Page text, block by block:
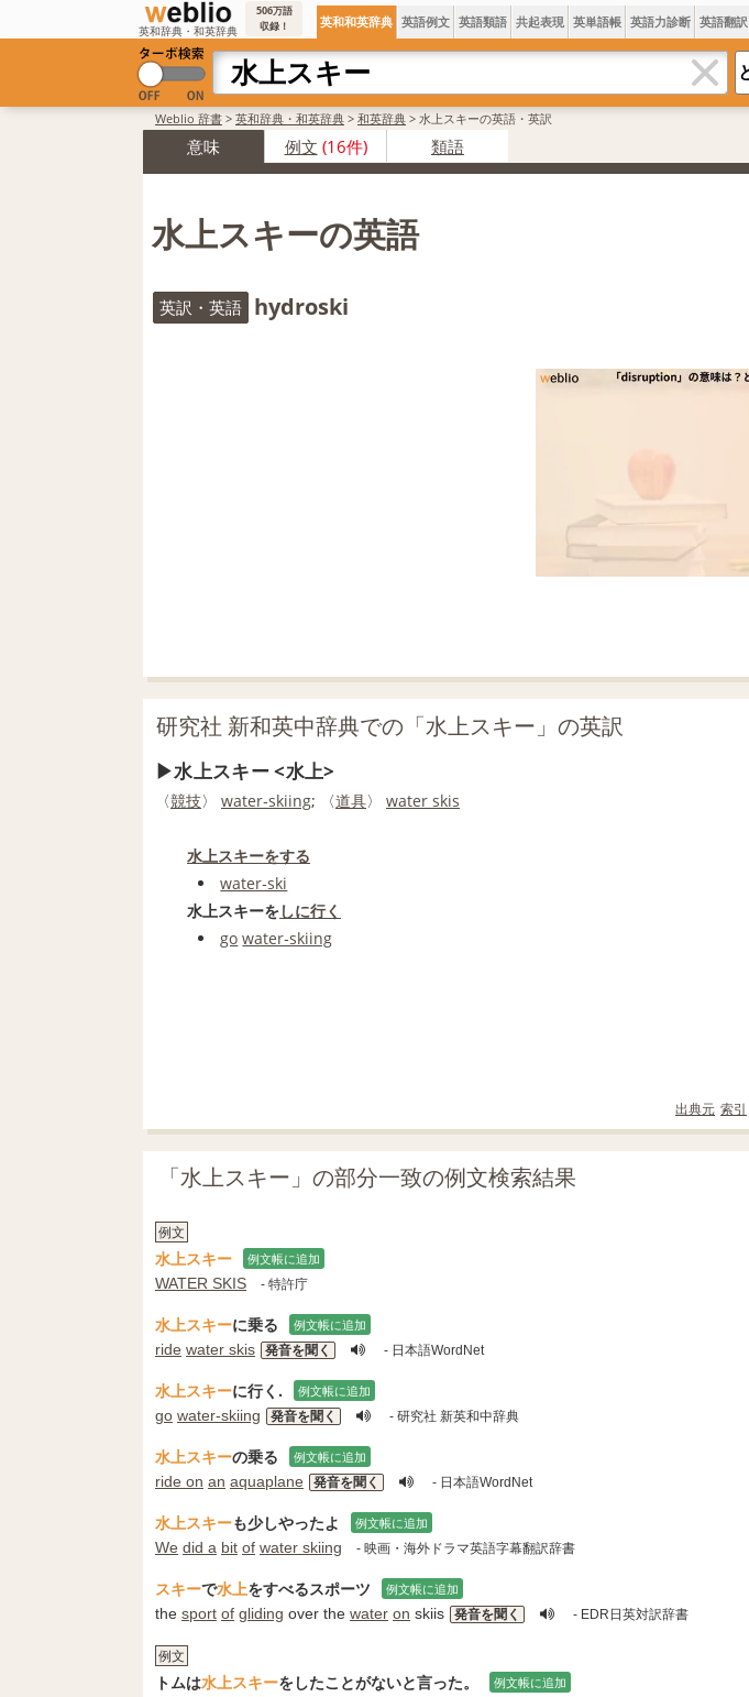
英和辞典・和英辞典
506万語
収録！
英和和英辞典 英語例文 英語類語 共起表現 英単語帳 英語力診断 英語翻訳
Weblio 辞書 > 英和辞典・和英辞典 > 和英辞典 > 水上スキーの英語・英訳
意味 例文 (16件) 類語
水上スキーの英語
英訳・英語 hydroski
研究社 新和英中辞典での「水上スキー」の英訳
水上スキー <水上>
〈競技〉 water‐skiing; 〈道具〉 water skis
水上スキーをする
water‐ski
水上スキーをしに行く
go water‐skiing
出典元 索引
「水上スキー」の部分一致の例文検索結果
例文
水上スキー 例文帳に追加
WATER SKIS - 特許庁
水上スキーに乗る 例文帳に追加
ride water skis 発音を聞く - 日本語WordNet
水上スキーに行く. 例文帳に追加
go water‐skiing 発音を聞く - 研究社 新英和中辞典
水上スキーの乗る 例文帳に追加
ride on an aquaplane 発音を聞く - 日本語WordNet
水上スキーも少しやったよ 例文帳に追加
We did a bit of water skiing - 映画・海外ドラマ英語字幕翻訳辞書
スキーで水上をすべるスポーツ 例文帳に追加
the sport of gliding over the water on skiis 発音を聞く - EDR日英対訳辞書
例文
トムは水上スキーをしたことがないと言った。 例文帳に追加